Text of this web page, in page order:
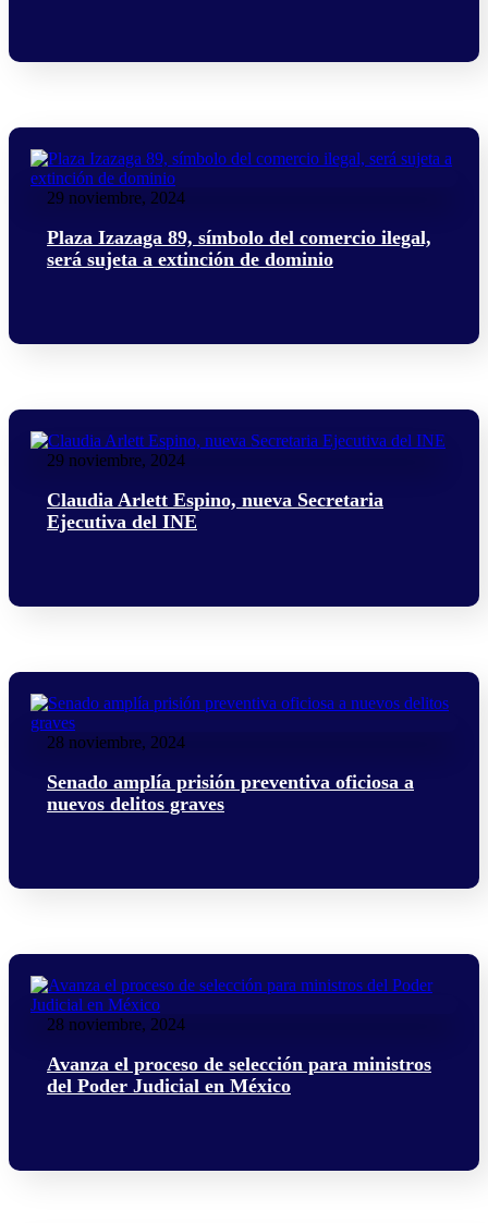
29 noviembre, 2024
Plaza Izazaga 89, símbolo del comercio ilegal,
será sujeta a extinción de dominio
29 noviembre, 2024
Claudia Arlett Espino, nueva Secretaria
Ejecutiva del INE
28 noviembre, 2024
Senado amplía prisión preventiva oficiosa a
nuevos delitos graves
28 noviembre, 2024
Avanza el proceso de selección para ministros
del Poder Judicial en México